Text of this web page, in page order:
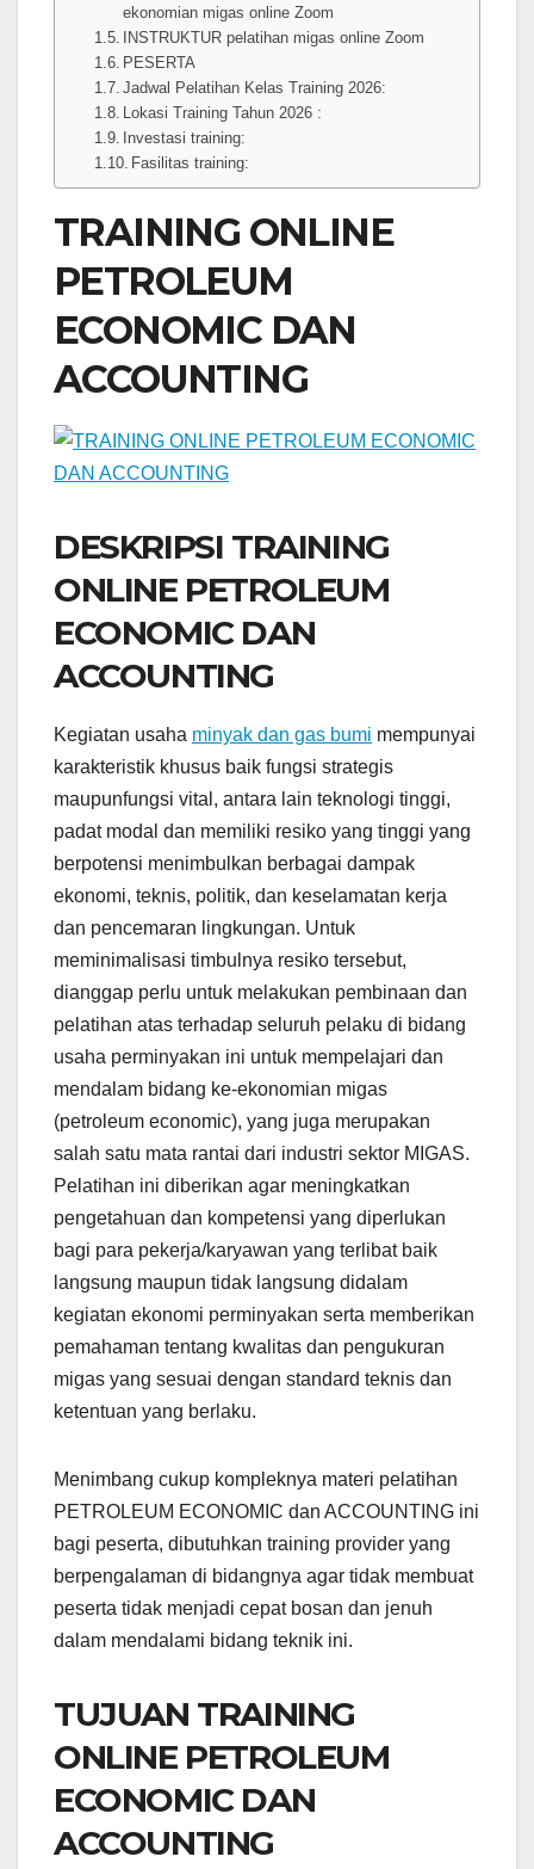
ekonomian migas online Zoom
INSTRUKTUR pelatihan migas online Zoom
PESERTA
Jadwal Pelatihan Kelas Training 2026:
Lokasi Training Tahun 2026 :
Investasi training:
Fasilitas training:
TRAINING ONLINE
PETROLEUM
ECONOMIC DAN
ACCOUNTING
DESKRIPSI TRAINING
ONLINE PETROLEUM
ECONOMIC DAN
ACCOUNTING
Kegiatan usaha minyak dan gas bumi mempunyai
karakteristik khusus baik fungsi strategis
maupunfungsi vital, antara lain teknologi tinggi,
padat modal dan memiliki resiko yang tinggi yang
berpotensi menimbulkan berbagai dampak
ekonomi, teknis, politik, dan keselamatan kerja
dan pencemaran lingkungan. Untuk
meminimalisasi timbulnya resiko tersebut,
dianggap perlu untuk melakukan pembinaan dan
pelatihan atas terhadap seluruh pelaku di bidang
usaha perminyakan ini untuk mempelajari dan
mendalam bidang ke-ekonomian migas
(petroleum economic), yang juga merupakan
salah satu mata rantai dari industri sektor MIGAS.
Pelatihan ini diberikan agar meningkatkan
pengetahuan dan kompetensi yang diperlukan
bagi para pekerja/karyawan yang terlibat baik
langsung maupun tidak langsung didalam
kegiatan ekonomi perminyakan serta memberikan
pemahaman tentang kwalitas dan pengukuran
migas yang sesuai dengan standard teknis dan
ketentuan yang berlaku.
Menimbang cukup kompleknya materi pelatihan
PETROLEUM ECONOMIC dan ACCOUNTING ini
bagi peserta, dibutuhkan training provider yang
berpengalaman di bidangnya agar tidak membuat
peserta tidak menjadi cepat bosan dan jenuh
dalam mendalami bidang teknik ini.
TUJUAN TRAINING
ONLINE PETROLEUM
ECONOMIC DAN
ACCOUNTING